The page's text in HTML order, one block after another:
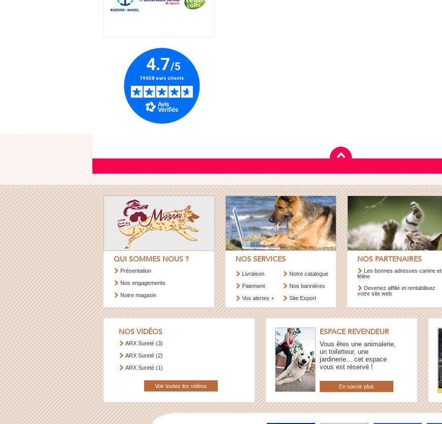
QUI SOMMES NOUS ?
Présentation
Nos engagements
Notre magasin
NOS SERVICES
Livraison
Paiement
Vos alertes +
Notre catalogue
Nos bannières
Site Export
NOS PARTENAIRES
Les bonnes adresses canine et
féline
Devenez affilié et rentabilisez
votre site web
NOS VIDÉOS
ARX Sureté (3)
ARX Sureté (2)
ARX Sureté (1)
Voir toutes les vidéos
ESPACE REVENDEUR
Vous êtes une animalerie,
un toiletteur, une
jardinerie... cet espace
vous est réservé !
En savoir plus